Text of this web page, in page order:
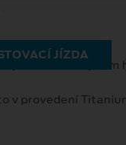
JÍZDA
samonabíjecím
provedení